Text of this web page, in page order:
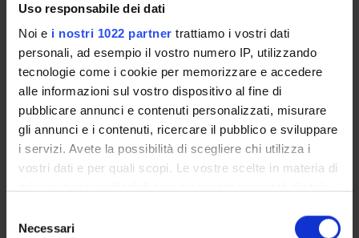
Uso responsabile dei dati
Noi e i nostri 1022 partner trattiamo i vostri dati
personali, ad esempio il vostro numero IP, utilizzando
tecnologie come i cookie per memorizzare e accedere
alle informazioni sul vostro dispositivo al fine di
pubblicare annunci e contenuti personalizzati, misurare
gli annunci e i contenuti, ricercare il pubblico e sviluppare
i servizi. Avete la possibilità di scegliere chi utilizza i
vostri dati e per quali scopi. Le vostre scelte in materia di
modificare o revocare il proprio consenso in qualsiasi
delNecessari
Specializzando
Lanceni Matteo
Specializzando
Landi Lucia
Specializzando
Laoula Safae
Scholarship holder
Lawlor Rita Teresa
Full Professor